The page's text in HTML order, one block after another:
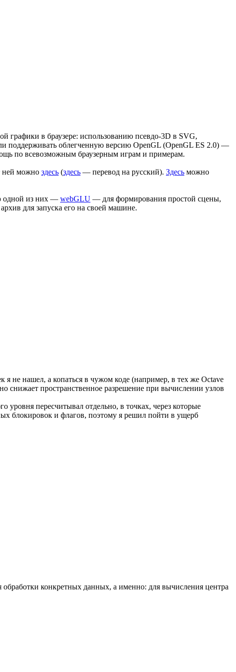
графики в браузере: использованию псевдо-3D в SVG,
поддерживать облегченную версию OpenGL (OpenGL ES 2.0) —
по всевозможным браузерным играм и примерам.
ней можно здесь (здесь — перевод на русский). Здесь можно
одной из них — webGLU — для формирования простой сцены,
для запуска его на своей машине.
не нашел, а копаться в чужом коде (например, в тех же Octave
снижает пространственное разрешение при вычислении узлов
уровня пересчитывал отдельно, в точках, через которые
блокировок и флагов, поэтому я решил пойти в ущерб
обработки конкретных данных, а именно: для вычисления центра